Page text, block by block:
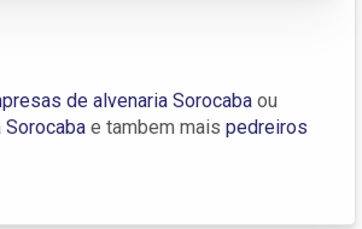
de alvenaria Sorocaba ou
e tambem mais pedreiros